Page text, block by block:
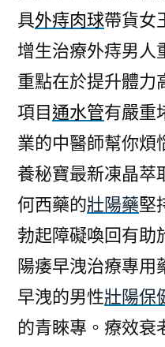
具外痔肉球帶貨女
增生治療外痔男人
重點在於提升體力
項目通水管有嚴重
業的中醫師幫你煩
養秘寶最新凍晶萃
何西藥的壯陽藥堅
勃起障礙喚回有助
陽痿早洩治療專用
早洩的男性壯陽保
的青睞專。療效衰